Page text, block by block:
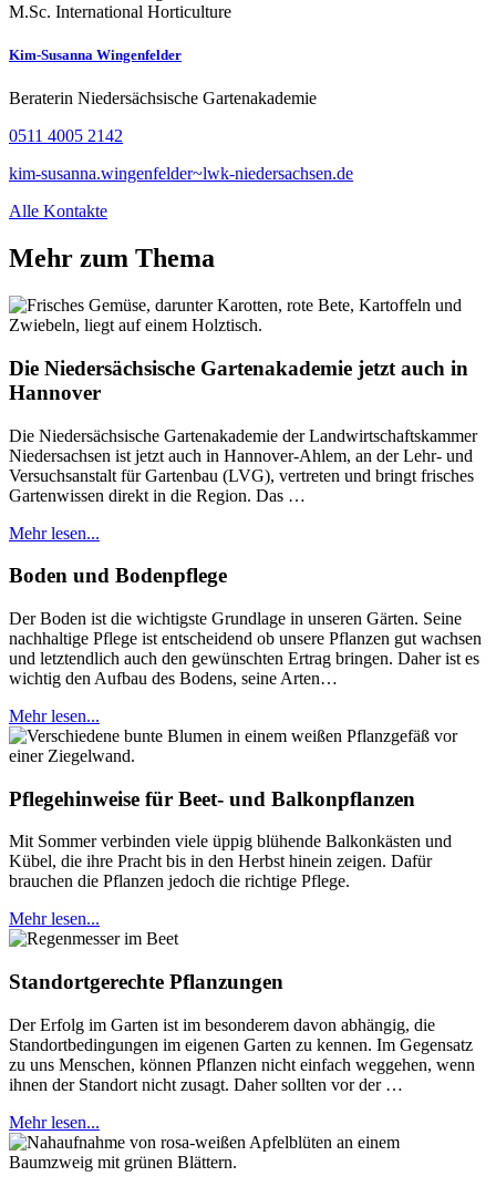
M.Sc. International Horticulture
Kim-Susanna Wingenfelder
Beraterin Niedersächsische Gartenakademie
0511 4005 2142
kim-susanna.wingenfelder~lwk-niedersachsen.de
Alle Kontakte
Mehr zum Thema
Die Niedersächsische Gartenakademie jetzt auch in
Hannover
Die Niedersächsische Gartenakademie der Landwirtschaftskammer
Niedersachsen ist jetzt auch in Hannover-Ahlem, an der Lehr- und
Versuchsanstalt für Gartenbau (LVG), vertreten und bringt frisches
Gartenwissen direkt in die Region. Das …
Mehr lesen...
Boden und Bodenpflege
Der Boden ist die wichtigste Grundlage in unseren Gärten. Seine
nachhaltige Pflege ist entscheidend ob unsere Pflanzen gut wachsen
und letztendlich auch den gewünschten Ertrag bringen. Daher ist es
wichtig den Aufbau des Bodens, seine Arten…
Mehr lesen...
Pflegehinweise für Beet- und Balkonpflanzen
Mit Sommer verbinden viele üppig blühende Balkonkästen und
Kübel, die ihre Pracht bis in den Herbst hinein zeigen. Dafür
brauchen die Pflanzen jedoch die richtige Pflege.
Mehr lesen...
Standortgerechte Pflanzungen
Der Erfolg im Garten ist im besonderem davon abhängig, die
Standortbedingungen im eigenen Garten zu kennen. Im Gegensatz
zu uns Menschen, können Pflanzen nicht einfach weggehen, wenn
ihnen der Standort nicht zusagt. Daher sollten vor der …
Mehr lesen...